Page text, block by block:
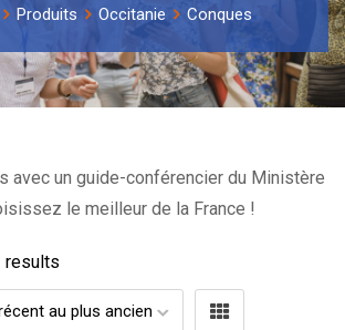
Produits Occitanie Conques
avec un guide-conférencier du Ministère
le meilleur de la France !
results